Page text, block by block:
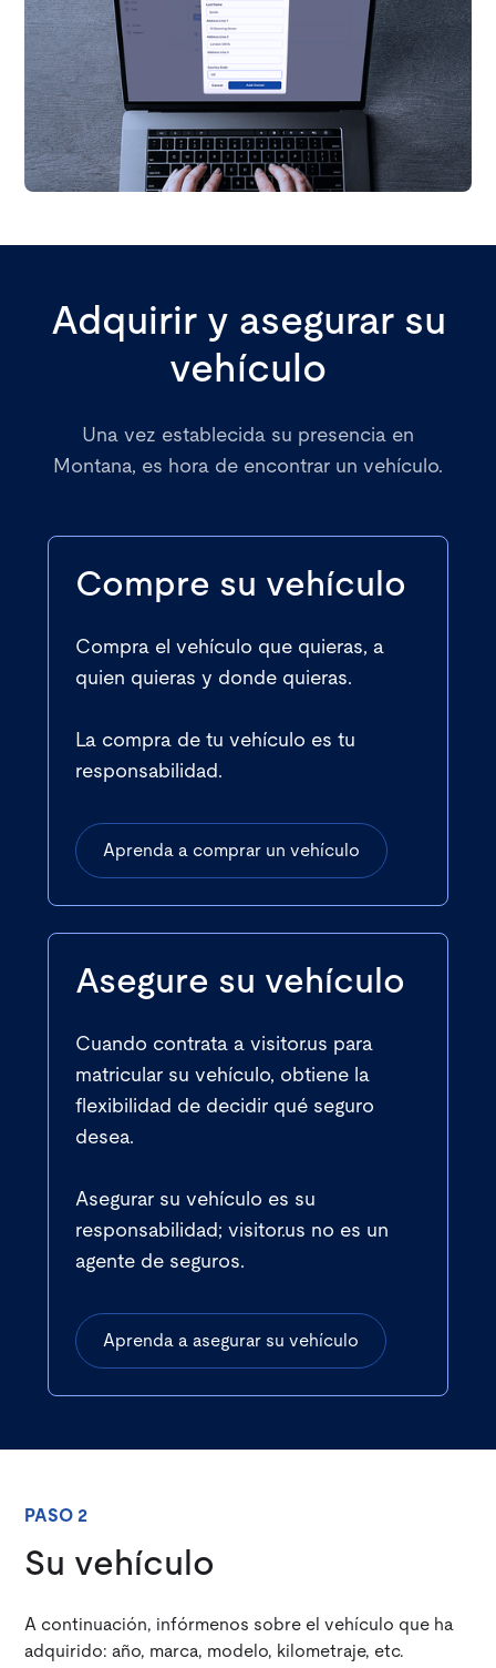
Adquirir y asegurar su
vehículo
Una vez establecida su presencia en
Montana, es hora de encontrar un vehículo.
Compre su vehículo
Compra el vehículo que quieras, a
quien quieras y donde quieras.
La compra de tu vehículo es tu
responsabilidad.
Aprenda a comprar un vehículo
Asegure su vehículo
Cuando contrata a visitor.us para
matricular su vehículo, obtiene la
flexibilidad de decidir qué seguro
desea.
Asegurar su vehículo es su
responsabilidad; visitor.us no es un
agente de seguros.
Aprenda a asegurar su vehículo
PASO 2
Su vehículo
A continuación, infórmenos sobre el vehículo que ha
adquirido: año, marca, modelo, kilometraje, etc.